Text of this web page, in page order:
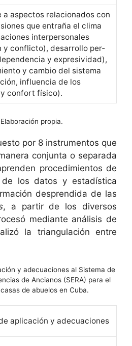
a aspec­tos rela­ciona­dos con
que entraña el cli­ma
inter­per­son­ales
y con­flic­to), desar­rol­lo per­
y expre­sivi­dad),
y cam­bio del sis­tema
influ­en­cia de los
con­fort físico).
propia.
por 8 instru­men­tos que
con­jun­ta o sep­a­ra­da
pro­ced­imien­tos de
de los datos y estadís­ti­ca
despren­di­da de las
, a par­tir de los diver­sos
medi­ante análi­sis de
la tri­an­gu­lación entre
y adecuaciones al Sistema de
de Ancianos (SERA) para el
de abuelos en Cuba.
apli­cación y adecuaciones